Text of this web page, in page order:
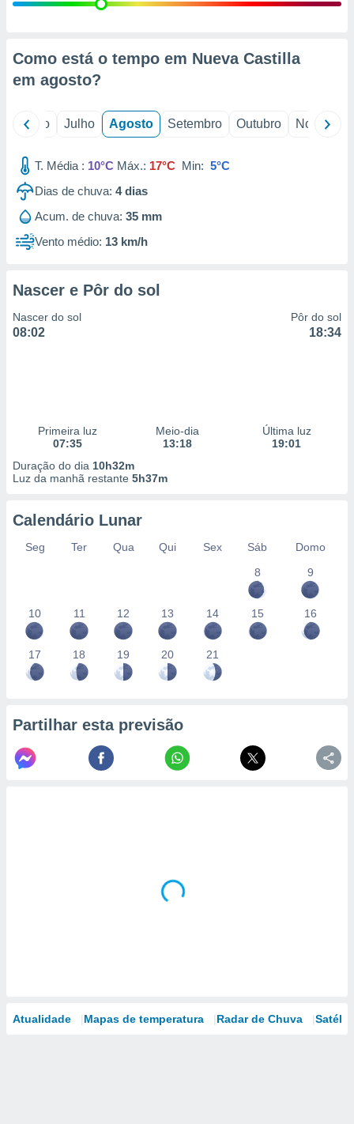
estudos
1199
Como está o tempo em Nueva Castilla
em agosto?
Junho Julho Agosto Setembro Outubro Novembro
T. Média : 10°C Máx.: 17°C Min: 5°C
Dias de chuva: 4dias
Acum. de chuva: 35 mm
Vento médio: 13 km/h
Nascer e Pôr do sol
Nascer do sol
08:02
Pôr do sol
18:34
Primeira luz
07:35
Meio-dia
13:18
Última luz
19:01
Duração do dia 10h32m
Luz da manhã restante 5h37m
Calendário Lunar
Seg Ter Qua Qui Sex Sáb
Domo
8
9
10 11 12 13 14 15 16
17 18 19 20 21
Partilhar esta previsão
Atualidade Mapas de temperatura Radar de Chuva